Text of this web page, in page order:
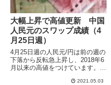
大幅上昇で高値更新 中国
人民元のスワップ成績（4
月25日週）
4月25日週の人民元/円は前の週の
下落から反転急上昇し、2018年6
月以来の高値をつけています。週
16.93まで値を上げています。4月
2021.05.03